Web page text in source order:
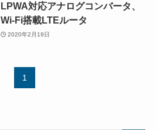
LPWA対応アナログコンバータ、
Wi-Fi搭載LTEルータ
2020年2月19日
1